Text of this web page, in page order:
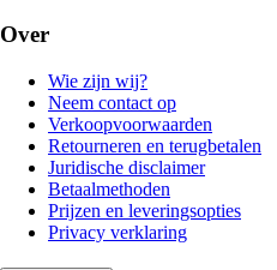
Over
Wie zijn wij?
Neem contact op
Verkoopvoorwaarden
Retourneren en terugbetalen
Juridische disclaimer
Betaalmethoden
Prijzen en leveringsopties
Privacy verklaring